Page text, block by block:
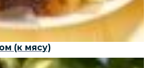
(к мясу)